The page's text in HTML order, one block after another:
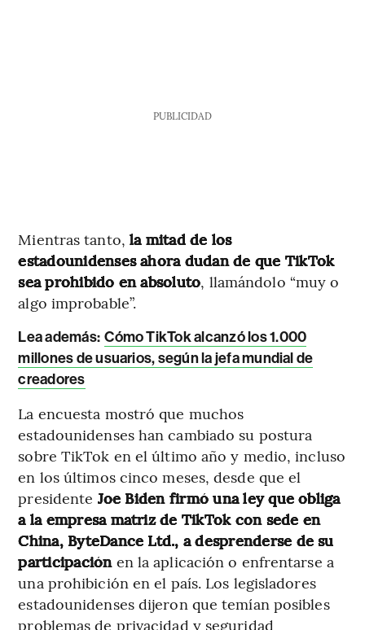
PUBLICIDAD
Mientras tanto, la mitad de los
estadounidenses ahora dudan de que TikTok
sea prohibido en absoluto, llamándolo “muy o
algo improbable”.
Lea además: Cómo TikTok alcanzó los 1.000
millones de usuarios, según la jefa mundial de
creadores
La encuesta mostró que muchos
estadounidenses han cambiado su postura
sobre TikTok en el último año y medio, incluso
en los últimos cinco meses, desde que el
presidente Joe Biden firmó una ley que obliga
a la empresa matriz de TikTok con sede en
China, ByteDance Ltd., a desprenderse de su
participaciónen la aplicación o enfrentarse a
una prohibición en el país. Los legisladores
estadounidenses dijeron que temían posibles
problemas de privacidad y seguridad